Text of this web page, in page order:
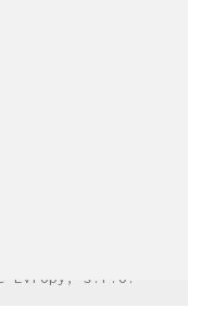
Evropy, s.r.o.